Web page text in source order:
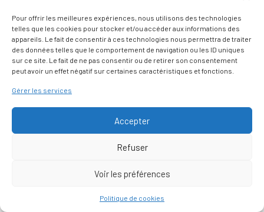
Pour offrir les meilleures expériences, nous utilisons des technologies
telles que les cookies pour stocker et/ou accéder aux informations des
appareils. Le fait de consentir à ces technologies nous permettra de traiter
des données telles que le comportement de navigation ou les ID uniques
sur ce site. Le fait de ne pas consentir ou de retirer son consentement
peut avoir un effet négatif sur certaines caractéristiques et fonctions.
Gérer les services
Accepter
Refuser
Voir les préférences
Politique de cookies